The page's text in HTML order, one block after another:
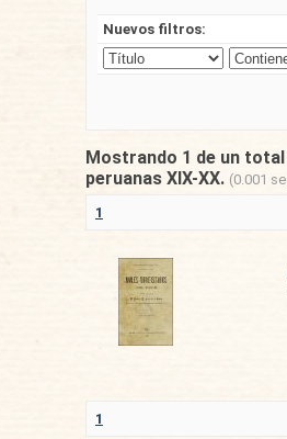
Nuevos filtros:
Mostrando 1 de un
peruanas XIX-XX. (0.001
1
1